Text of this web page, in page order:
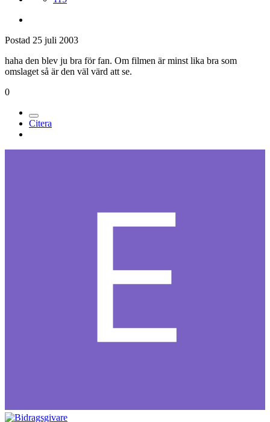
Postad 25 juli 2003
haha den blev ju bra för fan. Om filmen är minst lika bra som
omslaget så är den väl värd att se.
0
Citera